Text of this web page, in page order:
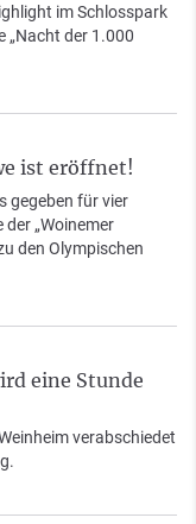
im Schlosspark
„Nacht der 1.000
ist eröffnet!
gegeben für vier
„Woinemer
den Olympischen
eine Stunde
verabschiedet